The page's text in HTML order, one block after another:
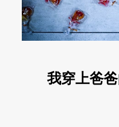
我穿上爸